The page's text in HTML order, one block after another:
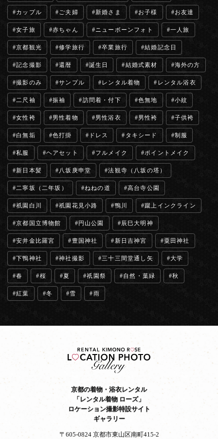
カップル ご夫婦 新婚さま お子様 お友達
女子旅 赤ちゃん ニューボーンフォト 一人旅
京都観光 修学旅行 卒業旅行 結婚記念日
記念撮影 還暦 誕生日 結婚式素材 海外の方
撮影のみ サンプル レンタル着物 レンタル浴衣
二尺袖 振袖 訪問着・付下 色無地 小紋
女性袴 男性着物 男性浴衣 男性袴 子供袴
白無垢 色打掛 ドレス タキシード 制服
私服 ヘアセット フルメイク ポイントメイク
新日本髪 八坂庚申堂 法観寺（八坂の塔）
二寧坂（二年坂） ねねの道 高台寺公園
祇園白川 祇園花見小路 鴨川 蹴上インクライン
京都国立博物館 円山公園 辰巳大明神
安井金比羅宮 豊国神社 新日吉神宮 粟田神社
下鴨神社 神社撮影 三十三間堂通し矢 大学
春 桜 夏 祇園祭 自然・葉緑 秋
紅葉 冬 雪 雨
京都の着物・浴衣レンタル
「レンタル着物 ローズ」
ロケーション撮影特設サイト
ギャラリー
〒605-0824 京都市東山区南町415-2